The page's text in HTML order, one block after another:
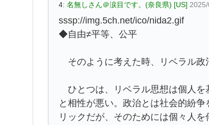
4: 名無しさん＠涙目です。(奈良県) [US]
sssp://img.5ch.net/ico/nida2.gif
◆自由≠平等、公平
そのように考えた時、リベラル政
ひとつは、リベラル思想は個人を
と相性が悪い。政治とは社会的紛
リックだが、そのためには個々人